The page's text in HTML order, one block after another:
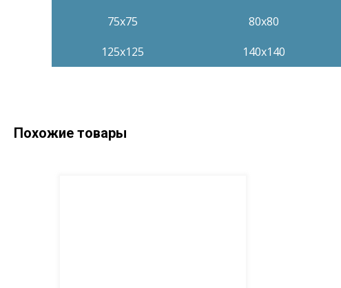
75x75
80x80
125x125
140x140
Похожие товары